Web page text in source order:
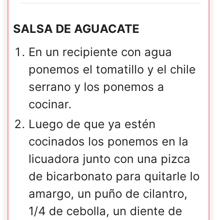
SALSA DE AGUACATE
En un recipiente con agua
ponemos el tomatillo y el chile
serrano y los ponemos a
cocinar.
Luego de que ya estén
cocinados los ponemos en la
licuadora junto con una pizca
de bicarbonato para quitarle lo
amargo, un puño de cilantro,
1/4 de cebolla, un diente de